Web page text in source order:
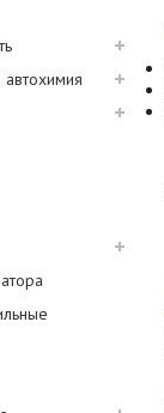
автохимия